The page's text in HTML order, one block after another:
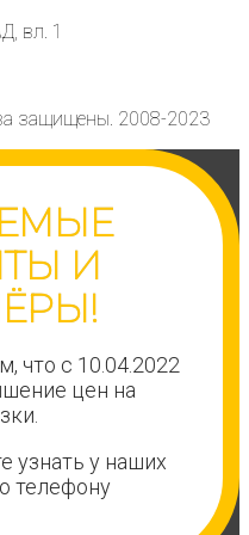
вл. 1
защищены. 2008-2023
И
что с 10.04.2022
цен на
узнать у наших
телефону